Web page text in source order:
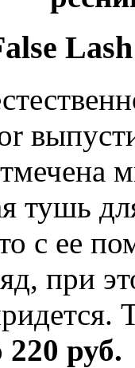
тушь
с ее
при
220 руб.